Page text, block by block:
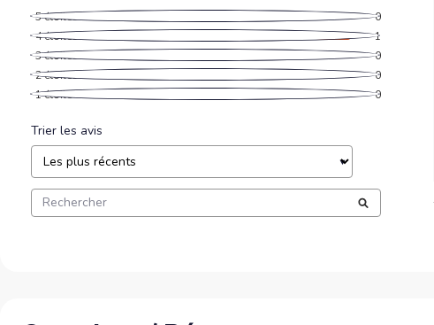
5étoiles
0
4étoiles
1
3étoiles
0
2étoiles
0
1étoile 0
Trier les avis